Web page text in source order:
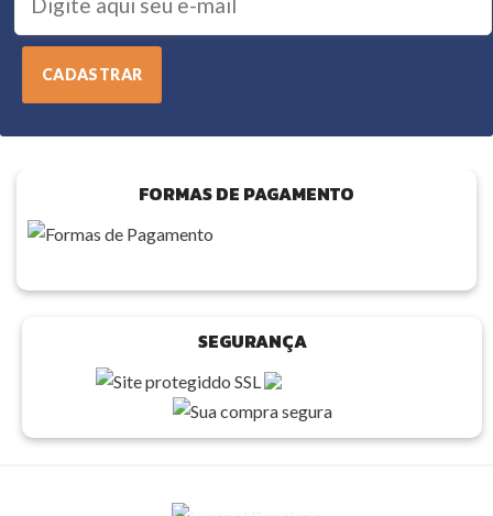
FORMAS DE PAGAMENTO
SEGURANÇA